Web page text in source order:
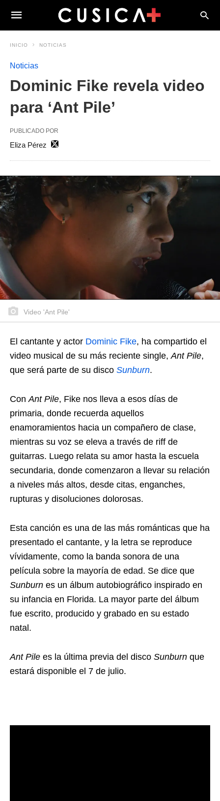
INICIO NOTICIAS
Noticias
Dominic Fike revela video
para ‘Ant Pile’
PUBLICADO POR
Eliza Pérez
Video 'Ant Pile'
El cantante y actor Dominic Fike, ha compartido el
video musical de su más reciente single,Ant Pile,
que será parte de su disco Sunburn.
ConAnt Pile, Fike nos lleva a esos días de
primaria, donde recuerda aquellos
enamoramientos hacia un compañero de clase,
mientras su voz se eleva a través de riff de
guitarras. Luego relata su amor hasta la escuela
secundaria, donde comenzaron a llevar su relación
a niveles más altos, desde citas, enganches,
rupturas y disoluciones dolorosas.
Esta canción es una de las más románticas que ha
presentado el cantante, y la letra se reproduce
vívidamente, como la banda sonora de una
película sobre la mayoría de edad. Se dice que
Sunburn es un álbum autobiográfico inspirado en
su infancia en Florida. La mayor parte del álbum
fue escrito, producido y grabado en su estado
natal.
Ant Pile es la última previa del disco Sunburn que
estará disponible el 7 de julio.